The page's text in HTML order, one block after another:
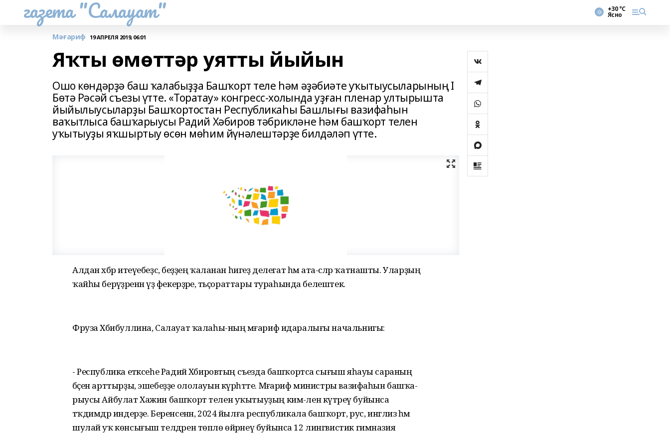
газета "Салауат" +30 °С
Ясно
Мәғариф 19 АПРЕЛЯ 2019, 06:01
Яҡты өмөттәр уятты йыйын
Ошо көндәрҙә баш ҡалабыҙҙа Башҡорт теле һәм әҙәбиәте уҡытыусыларының I
Бөтә Рәсәй съезы үтте. «Торатау» конгресс-холында уҙған пленар ултырышта
йыйылыусыларҙы Башҡортостан Республикаһы Башлығы вазифаһын
ваҡытлыса башҡарыусы Радий Хәбиров тәбрикләне һәм башҡорт телен
уҡытыуҙы яҡшыртыу өсөн мөһим йүнәлештәрҙе билдәләп үтте.
Алдан хәбәр итеүебеҙсә, беҙҙең ҡаланан һигеҙ делегат һәм ата-әсәләр ҡатнашты. Уларҙың
ҡайһы берәүҙәренән үҙ фекерҙәре, тәьҫораттары тураһында белештек.
Фруза Хәбибуллина, Салауат ҡалаһы-ның мәғариф идаралығы начальнигы:
- Республика етәксеһе Радий Хәбировтың съезда башҡортса сығыш яһауы сараның
бәҫен арттырҙы, эшебеҙҙе ололауын күрһәтте. Мәғариф министры вазифаһын башҡа-
рыусы Айбулат Хажин башҡорт телен уҡытыуҙың кимә-лен күтәреү буйынса
тәҡдимдәр индерҙе. Беренсенән, 2024 йылға республикала башҡорт, рус, инглиз һәм
шулай уҡ көнсығыш телдәрен төплө өйрәнеү буйынса 12 лингвистик гимназия